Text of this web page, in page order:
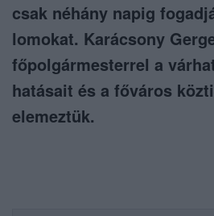
csak néhány napig
lomokat. Karácsony
főpolgármesterrel a
hatásait és a főváros
elemeztük.